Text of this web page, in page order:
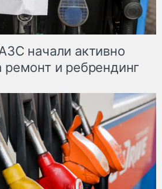
начали активно
ремонт и ребрендинг